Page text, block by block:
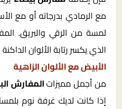
مع الرمادي بدرجاته أو مع
لمسة من الرقي والبريق.
الذي يكسر رتابة الألوان
الأبيض مع الألوان الزاهية
من أجمل مميزاتالمفارش
إذا كانت لديك غرفة نوم